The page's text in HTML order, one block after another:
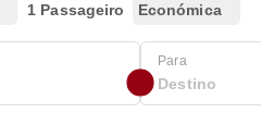
1 Passageiro Económica
Para